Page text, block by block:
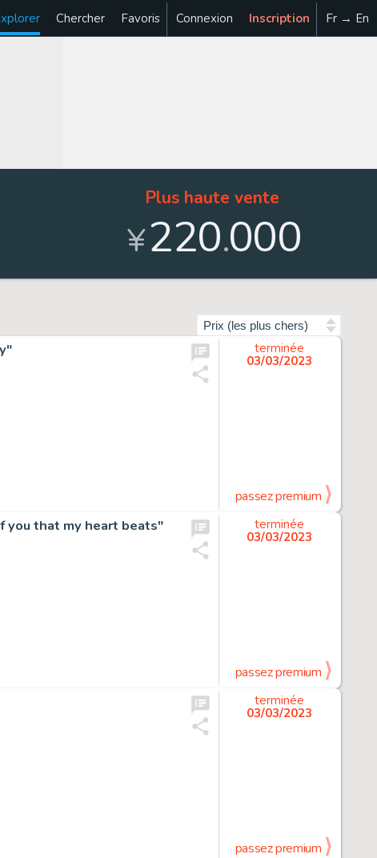
Chercher Favoris Connexion Inscription Fr → En
Plus haute vente
¥220.000
terminée
03/03/2023
passez premium
you that my heart beats"
terminée
03/03/2023
passez premium
terminée
03/03/2023
passez premium